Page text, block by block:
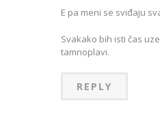
E pa meni se sviđaju
Svakako bih isti čas
tamnoplavi.
REPLY